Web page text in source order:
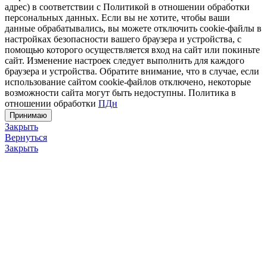
адрес) в соответствии с Политикой в отношении обработки
персональных данных. Если вы не хотите, чтобы ваши
данные обрабатывались, вы можете отключить cookie-файлы в
настройках безопасности вашего браузера и устройства, с
помощью которого осуществляется вход на сайт или покиньте
сайт. Изменение настроек следует выполнить для каждого
браузера и устройства. Обратите внимание, что в случае, если
использование сайтом cookie-файлов отключено, некоторые
возможности сайта могут быть недоступны. Политика в
отношении обработки ПДн
Принимаю
Закрыть
Вернуться
Закрыть